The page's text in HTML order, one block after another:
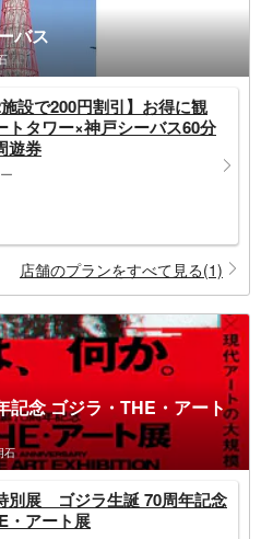
バス
設で200円割引】お得に観
トタワー×神戸シーバス60分
遊券
店舗のプランをすべて見る(1)
念 ゴジラ・THE・アート
石
別展 ゴジラ生誕 70周年記念
・アート展